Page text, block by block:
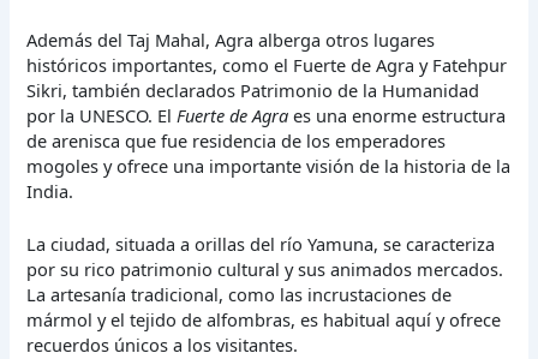
Además del Taj Mahal, Agra alberga otros lugares
históricos importantes, como el Fuerte de Agra y Fatehpur
Sikri, también declarados Patrimonio de la Humanidad
por la UNESCO. ElFuerte de Agra es una enorme estructura
de arenisca que fue residencia de los emperadores
mogoles y ofrece una importante visión de la historia de la
India.
La ciudad, situada a orillas del río Yamuna, se caracteriza
por su rico patrimonio cultural y sus animados mercados.
La artesanía tradicional, como las incrustaciones de
mármol y el tejido de alfombras, es habitual aquí y ofrece
recuerdos únicos a los visitantes.